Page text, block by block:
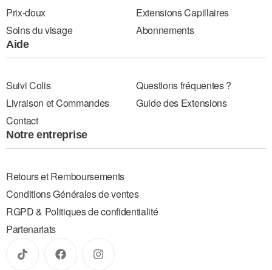
Prix-doux
Extensions Capillaires
Soins du visage
Abonnements
Aide
Suivi Colis
Questions fréquentes ?
Livraison et Commandes
Guide des Extensions
Contact
Notre entreprise
Retours et Remboursements
Conditions Générales de ventes
RGPD & Politiques de confidentialité
Partenariats